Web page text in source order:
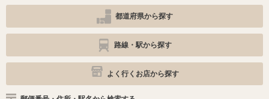
都道府県から探す
路線・駅から探す
よく行くお店から探す